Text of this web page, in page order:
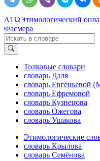
ΛΓΩЭтимологический
Фасмера
Толковые словари
словарь Даля
словарь Евгеньевой
словарь Ефремовой
словарь Кузнецова
словарь Ожегова
словарь Ушакова
Этимологические
словарь Крылова
словарь Семёнова